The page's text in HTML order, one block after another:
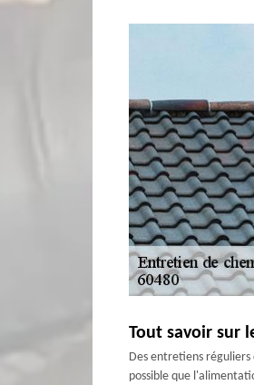
Tout savoir sur
Des entretiens
possible que